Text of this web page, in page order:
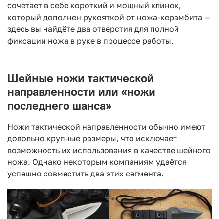
сочетает в себе короткий и мощный клинок,
который дополнен рукояткой от ножа-керамбита —
здесь вы найдёте два отверстия для полной
фиксации ножа в руке в процессе работы.
Шейные ножи тактической
направленности или «ножи
последнего шанса»
Ножи тактической направленности обычно имеют
довольно крупные размеры, что исключает
возможность их использования в качестве шейного
ножа. Однако некоторым компаниям удаётся
успешно совместить два этих сегмента.